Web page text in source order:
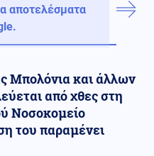
αποτελέσματα
Μπολόνια και άλλων
από χθες στη
Νοσοκομείο
του παραμένει